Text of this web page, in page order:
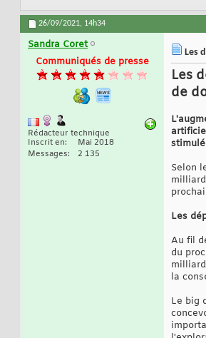
26/09/2021, 14h34
Sandra Coret
Communiqués de presse
Rédacteur technique
Inscrit en
Mai 2018
Messages
2 135
Les
Les
de
Selon
Les
Au fil
du
la
Le big